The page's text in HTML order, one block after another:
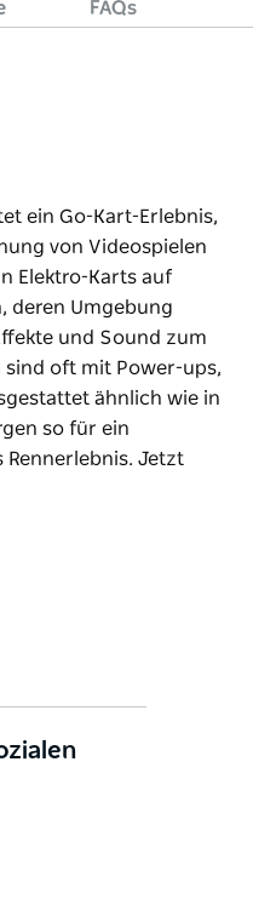
FAQs
ein Go-Kart-Erlebnis,
von Videospielen
Elektro-Karts auf
deren Umgebung
und Sound zum
sind oft mit Power-ups,
ähnlich wie in
so für ein
Rennerlebnis. Jetzt
von Videospielen
und Sound zum
sind oft mit Power-ups,
ähnlich wie in
Jetzt